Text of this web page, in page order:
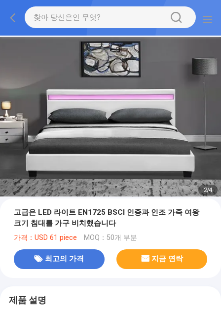
2/4
고급은 LED 라이트 EN1725 BSCI 인증과 인조 가죽 여왕
크기 침대를 가구 비치했습니다
가격：USD 61 piece MOQ：50개 부분
최고의 가격 지금 연락
제품 설명